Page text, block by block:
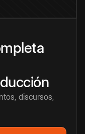
discursos,